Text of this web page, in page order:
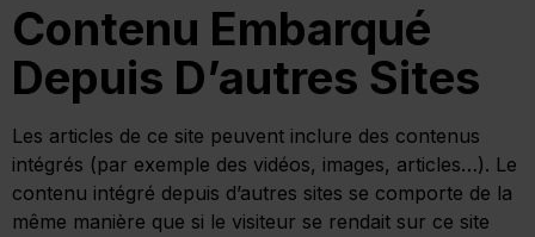
Contenu Embarqué
Depuis D’autres Sites
Les articles de ce site peuvent inclure des contenus
intégrés (par exemple des vidéos, images, articles…). Le
contenu intégré depuis d’autres sites se comporte de la
même manière que si le visiteur se rendait sur ce site